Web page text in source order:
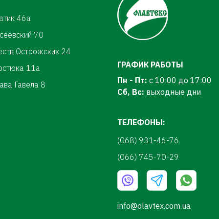
46а
70
Острожских 24
11а
Гавела 8
ГРАФИК РАБОТЫ
Пн - Пт: с 10:00 до 17:00
Сб, Вс: выходные дни
ТЕЛЕФОНЫ:
(068) 931-46-76
(066) 745-70-29
info@olavtex.com.ua